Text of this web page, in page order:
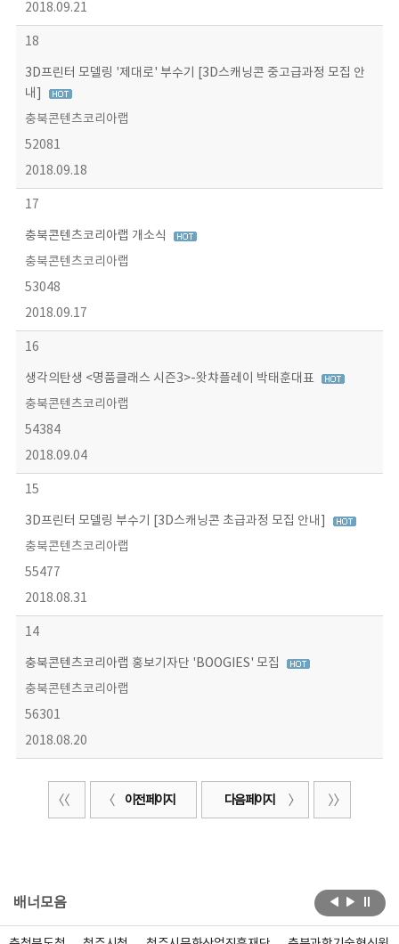
2018.09.21
18
3D프린터 모델링 '제대로' 부수기 [3D스캐닝콘 중고급과정 모집 안
내]
충북콘텐츠코리아랩
52081
2018.09.18
17
충북콘텐츠코리아랩 개소식
충북콘텐츠코리아랩
53048
2018.09.17
16
생각의탄생 <명품클래스 시즌3>-왓챠플레이 박태훈대표
충북콘텐츠코리아랩
54384
2018.09.04
15
3D프린터 모델링 부수기 [3D스캐닝콘 초급과정 모집 안내]
충북콘텐츠코리아랩
55477
2018.08.31
14
충북콘텐츠코리아랩 홍보기자단 'BOOGIES' 모집
충북콘텐츠코리아랩
56301
2018.08.20
이전 페이지 다음 페이지
배너모음